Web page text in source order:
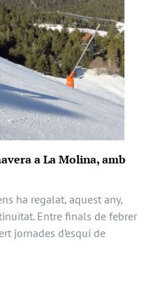
a La Molina, amb
ha regalat, aquest any,
Entre finals de febrer
jornades d’esquí de